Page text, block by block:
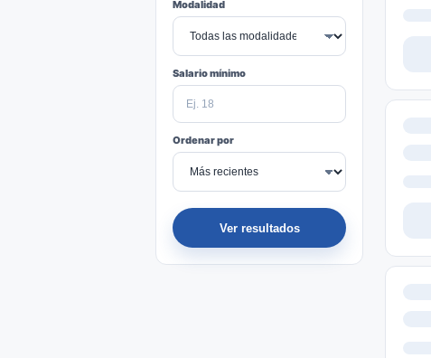
Modalidad
Salario mínimo
Ordenar por
Ver resultados